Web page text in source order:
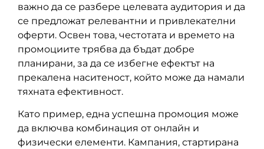
важно да се разбере целевата аудитория и да
се предложат релевантни и привлекателни
оферти. Освен това, честотата и времето на
промоциите трябва да бъдат добре
планирани, за да се избегне ефектът на
прекалена наситеност, който може да намали
тяхната ефективност.
Като пример, една успешна промоция може
да включва комбинация от онлайн и
физически елементи. Кампания, стартирана